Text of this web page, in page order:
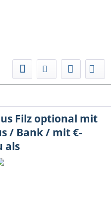
Filz optional mit
/ Bank / mit €-
als